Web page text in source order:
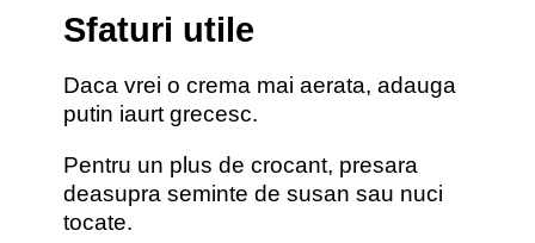
Sfaturi utile
Daca vrei o crema mai aerata, adauga
putin iaurt grecesc.
Pentru un plus de crocant, presara
deasupra seminte de susan sau nuci
tocate.